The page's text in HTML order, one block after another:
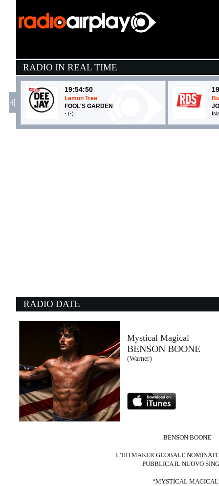
RADIO IN REAL TIME
19:54:50
Lemon Tree
FOOL'S GARDEN
- (-)
19:40:53
LIAM GALLAGHER
Warner Music (WMG)
19:54:51
Loco Loco
GORDO & REINIER...
Warner Music Germany (WMG)
RADIO DATE
Mystical Magical
BENSON BOONE
(Warner)
BENSON BOONE
L’HITMAKER GLOBALE
PUBBLICA IL NUOVO
“MYSTICAL